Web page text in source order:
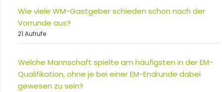
Wie viele WM-Gastgeber schieden schon nach der
Vorrunde aus?
21 Aufrufe
Welche Mannschaft spielte am häufigsten in der EM-
Qualifikation, ohne je bei einer EM-Endrunde dabei
gewesen zu sein?